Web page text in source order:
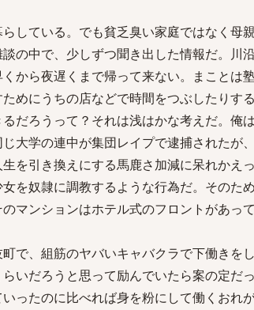
している。でも貧乏臭い家庭ではなく母
の中で、少しずつ聞き出した情報だ。川
から夜遅くまで帰って来ない。まことは
めにうちの店などで時間をつぶしたりする
だろうって？それは浅はかな考えだ。俺
大学の連中が集団レイプで逮捕されたが
を引き換えにする馬鹿さ加減に呆れかえ
を奴隷に調教するような行為だ。そのた
マンションはホテル式のフロントがあっ
で、組筋のヤバいキャバクラで下働きを
いだろうと思って励んでいたら案の定だ
ったのに比べれば身を粉にして働くおれ